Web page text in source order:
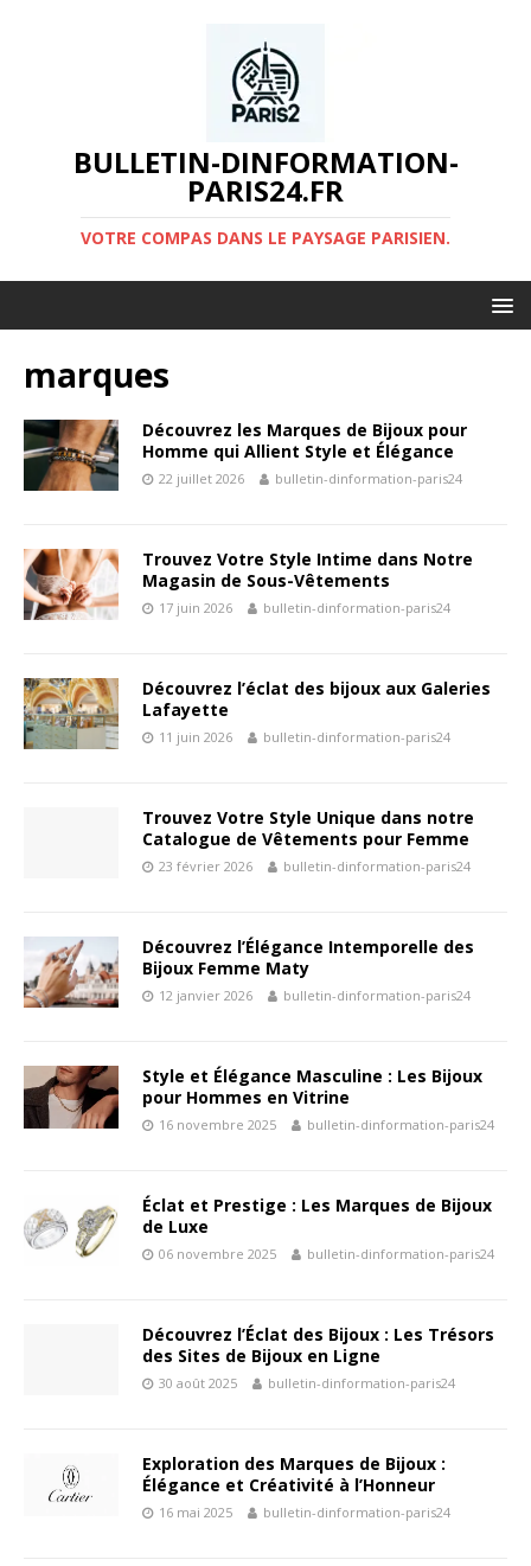
BULLETIN-DINFORMATION-
PARIS24.FR
VOTRE COMPAS DANS LE PAYSAGE PARISIEN.
marques
Découvrez les Marques de Bijoux pour
Homme qui Allient Style et Élégance
22 juillet 2026 bulletin-dinformation-paris24
Trouvez Votre Style Intime dans Notre
Magasin de Sous-Vêtements
17 juin 2026 bulletin-dinformation-paris24
Découvrez l’éclat des bijoux aux Galeries
Lafayette
11 juin 2026 bulletin-dinformation-paris24
Trouvez Votre Style Unique dans notre
Catalogue de Vêtements pour Femme
23 février 2026 bulletin-dinformation-paris24
Découvrez l’Élégance Intemporelle des
Bijoux Femme Maty
12 janvier 2026 bulletin-dinformation-paris24
Style et Élégance Masculine : Les Bijoux
pour Hommes en Vitrine
16 novembre 2025 bulletin-dinformation-paris24
Éclat et Prestige : Les Marques de Bijoux
de Luxe
06 novembre 2025 bulletin-dinformation-paris24
Découvrez l’Éclat des Bijoux : Les Trésors
des Sites de Bijoux en Ligne
30 août 2025 bulletin-dinformation-paris24
Exploration des Marques de Bijoux :
Élégance et Créativité à l’Honneur
16 mai 2025 bulletin-dinformation-paris24